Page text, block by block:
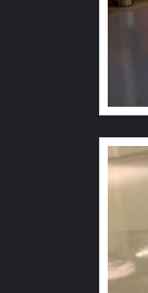
higienização.